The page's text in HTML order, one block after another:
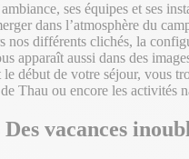
ses équipes et ses
dans l’atmosphère du
différents clichés, la
apparaît aussi dans des
début de votre séjour, vous
Thau ou encore les activités
Des vacances